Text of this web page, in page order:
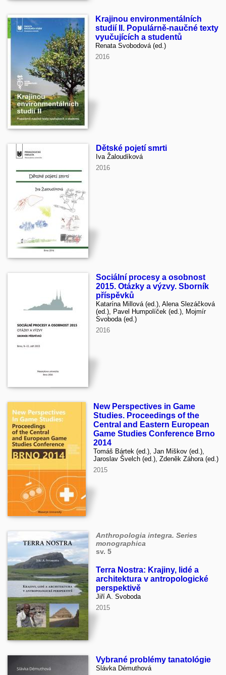
Krajinou environmentálních
studií II. Populárně-naučné texty
vyučujících a studentů
Renata Svobodová (ed.)
2016
Dětské pojetí smrti
Iva Žaloudíková
2016
Sociální procesy a osobnost
2015. Otázky a výzvy. Sborník
příspěvků
Katarína Millová (ed.), Alena Slezáčková
(ed.), Pavel Humpolíček (ed.), Mojmír
Svoboda (ed.)
2016
New Perspectives in Game
Studies. Proceedings of the
Central and Eastern European
Game Studies Conference Brno
2014
Tomáš Bártek (ed.), Jan Miškov (ed.),
Jaroslav Švelch (ed.), Zdeněk Záhora (ed.)
2015
Anthropologia integra. Series
monographica
sv. 5
Terra Nostra: Krajiny, lidé a
architektura v antropologické
perspektivě
Jiří A. Svoboda
2015
Vybrané problémy tanatológie
Slávka Démuthová